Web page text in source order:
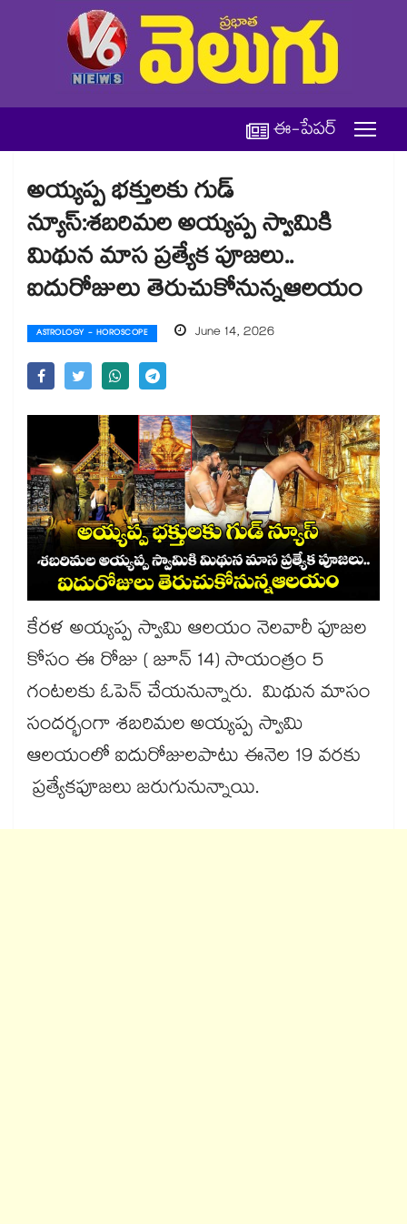
ఈ-పేపర్
అయ్యప్ప భక్తులకు గుడ్
న్యూస్:శబరిమల అయ్యప్ప స్వామికి
మిథున మాస ప్రత్యేక పూజలు..
ఐదురోజులు తెరుచుకోనున్నఆలయం
ASTROLOGY - HOROSCOPE June 14, 2026
కేరళ అయ్యప్ప స్వామి ఆలయం నెలవారీ పూజల
కోసం ఈ రోజు ( జూన్​ 14) సాయంత్రం 5
గంటలకు ఓపెన్​ చేయనున్నారు. మిథున మాసం
సందర్భంగా శబరిమల అయ్యప్ప స్వామి
ఆలయంలో ఐదురోజులపాటు ఈనెల 19 వరకు
ప్రత్యేకపూజలు జరుగునున్నాయి.